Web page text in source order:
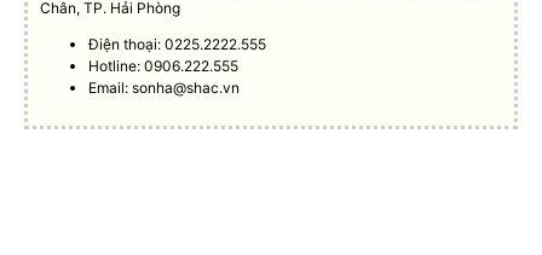
Chân, TP. Hải Phòng
Điện thoại: 0225.2222.555
Hotline: 0906.222.555
Email:sonha@shac.vn